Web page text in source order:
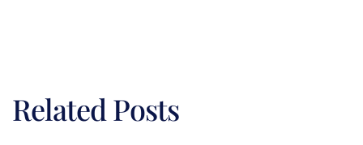
Related Posts